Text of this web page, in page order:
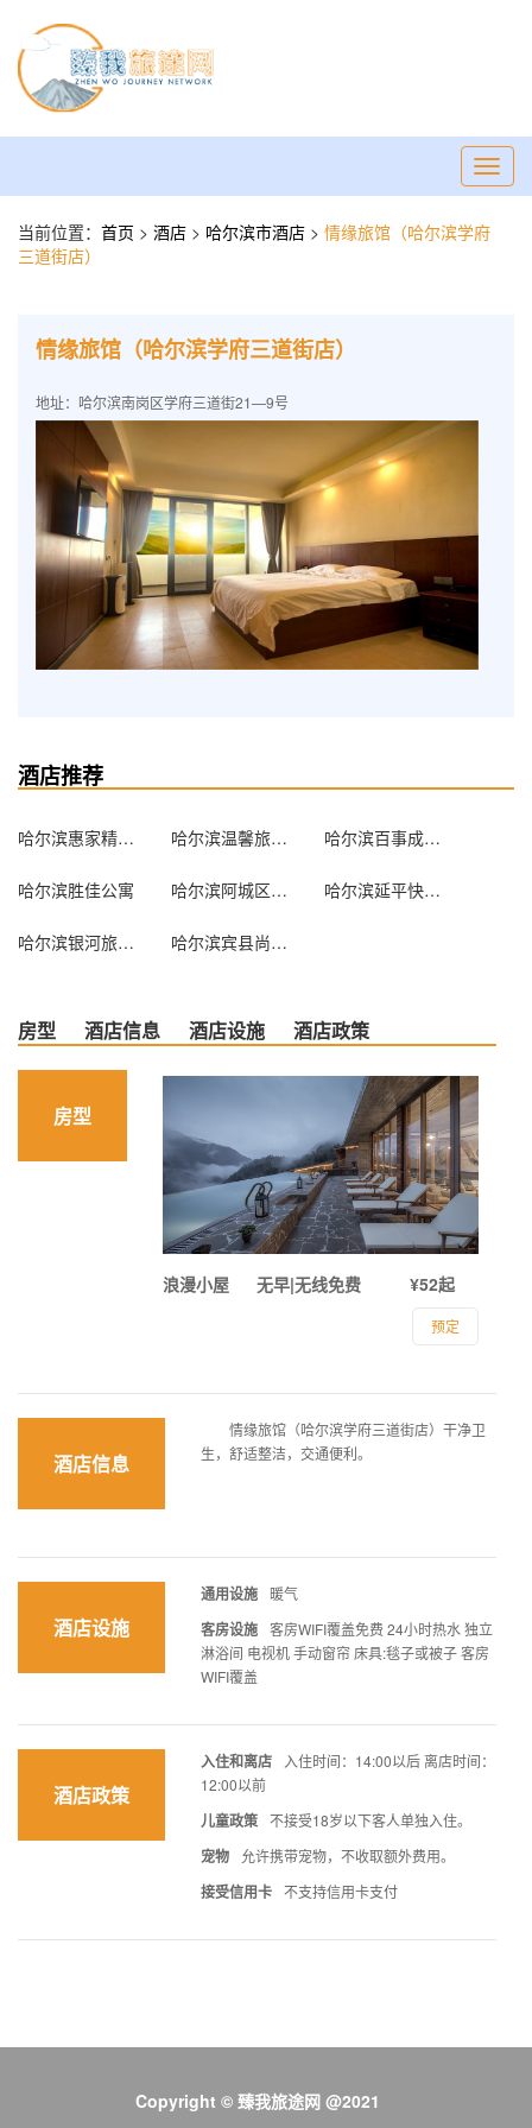
当前位置： 首页 > 酒店 > 哈尔滨市酒店 > 情缘旅馆（哈尔滨学府
三道街店）
情缘旅馆（哈尔滨学府三道街店）
地址：哈尔滨南岗区学府三道街21—9号
酒店推荐
哈尔滨惠家精品公寓 哈尔滨温馨旅馆(儿童医院) 哈尔滨百事成旅店
哈尔滨胜佳公寓 哈尔滨阿城区龙源宾馆 哈尔滨延平快捷旅店
哈尔滨银河旅馆(中国雷锋车队招待所) 哈尔滨宾县尚达招待所
房型 酒店信息 酒店设施 酒店政策
房型
浪漫小屋 ¥52起
无早|无线免费
预定
酒店信息
情缘旅馆（哈尔滨学府三道街店）干净卫
生，舒适整洁，交通便利。
酒店设施
通用设施 暖气
客房设施 客房WIFI覆盖免费 24小时热水 独立
淋浴间 电视机 手动窗帘 床具:毯子或被子 客房
WIFI覆盖
酒店政策
入住和离店
入住时间：14:00以后 离店时间：
12:00以前
儿童政策 不接受18岁以下客人单独入住。
宠物 允许携带宠物，不收取额外费用。
接受信用卡 不支持信用卡支付
Copyright © 臻我旅途网 @2021